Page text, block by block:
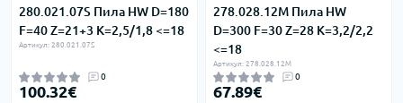
280.021.07S Пила HW D=180
F=40 Z=21+3 K=2,5/1,8 <=18
Артикул: 280.021.07S
0
100.32€
278.028.12M Пила HW
D=300 F=30 Z=28 K=3,2/2,2
<=18
Артикул: 278.028.12M
0
67.89€